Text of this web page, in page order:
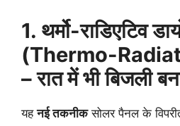
1. थर्मो-राडिएटिव
(Thermo-
– रात में भी बिजली
यहनई तकनीकसोलर पैनल के